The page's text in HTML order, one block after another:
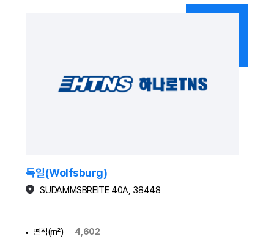
독일(Wolfsburg)
SUDAMMSBREITE 40A, 38448
면적(㎡)
4,602